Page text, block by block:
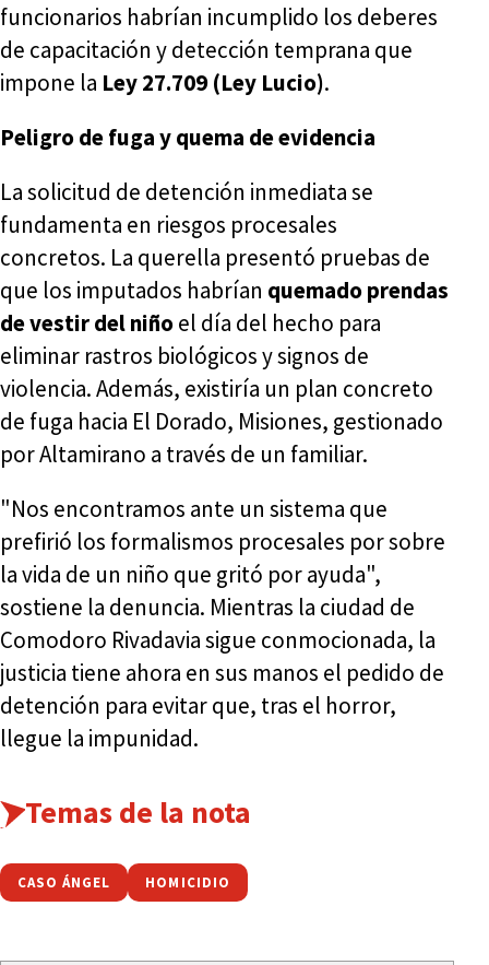
funcionarios habrían incumplido los deberes
de capacitación y detección temprana que
impone la Ley 27.709 (Ley Lucio).
Peligro de fuga y quema de evidencia
La solicitud de detención inmediata se
fundamenta en riesgos procesales
concretos. La querella presentó pruebas de
que los imputados habrían quemado prendas
de vestir del niñoel día del hecho para
eliminar rastros biológicos y signos de
violencia. Además, existiría un plan concreto
de fuga hacia El Dorado, Misiones, gestionado
por Altamirano a través de un familiar.
"Nos encontramos ante un sistema que
prefirió los formalismos procesales por sobre
la vida de un niño que gritó por ayuda",
sostiene la denuncia. Mientras la ciudad de
Comodoro Rivadavia sigue conmocionada, la
justicia tiene ahora en sus manos el pedido de
detención para evitar que, tras el horror,
llegue la impunidad.
Temas de la nota
CASO ÁNGEL HOMICIDIO